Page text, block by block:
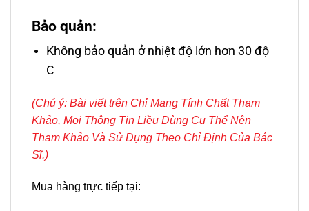
Bảo quản:
Không bảo quản ở nhiệt độ lớn hơn 30 độ
C
(Chú ý: Bài viết trên Chỉ Mang Tính Chất Tham
Khảo, Mọi Thông Tin Liều Dùng Cụ Thể Nên
Tham Khảo Và Sử Dụng Theo Chỉ Định Của Bác
Sĩ.)
Mua hàng trực tiếp tại: